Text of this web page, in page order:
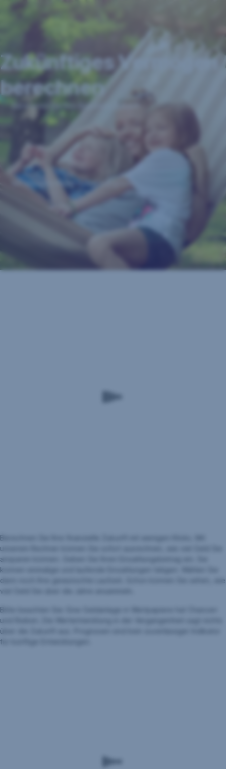
Zukünftiges Vermögen
berechnen
Berechnen Sie Ihre finanzielle Zukunft
Mit wenigen Klicks zu Ihrem Ergebnis
Berechnen Sie Ihre finanzielle Zukunft mit wenigen Klicks. Mit
unserem Rechner können Sie sofort ausrechnen, wie viel Geld Sie
ansparen können. Geben Sie Ihren Einzahlungsbetrag ein. Sie
können einmalige und laufende Einzahlungen tätigen. Wählen Sie
dann noch Ihre gewünschte Laufzeit. Schon können Sie sehen, wie
viel Geld Sie über die Jahre ansammeln.
Bitte beachten Sie: Eine Geldanlage in Wertpapiere hat Chancen
und Risiken. Die Wertentwicklung in der Vergangenheit sagt nichts
über die Zukunft aus. Prognosen sind kein zuverlässiger Indikator
für künftige Entwicklungen.